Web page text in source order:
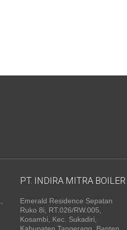
PT. INDIRA MITRA BOILER
Emerald Residence Sepatan
Ruko 8i, RT.026/RW.005,
Kosambi, Kec. Sukadiri,